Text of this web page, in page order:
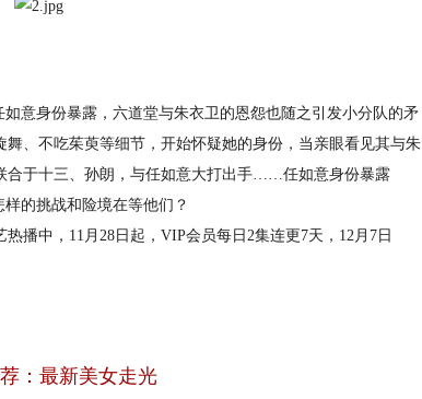
身份暴露，六道堂与朱衣卫的恩怨也随之引发小分队的矛
、不吃茱萸等细节，开始怀疑她的身份，当亲眼看见其与朱
合于十三、孙朗，与任如意大打出手……任如意身份暴露
的挑战和险境在等他们？
播中，11月28日起，VIP会员每日2集连更7天，12月7日
：最新美女走光